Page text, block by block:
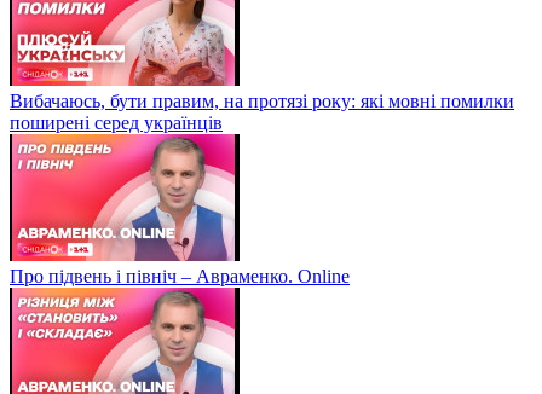
Вибачаюсь, бути правим, на протязі року: які мовні помилки
поширені серед українців
Про підвень і північ – Авраменко. Online